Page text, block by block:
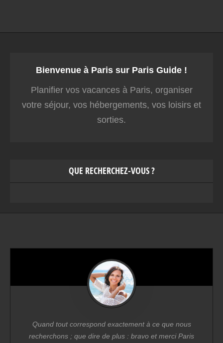
Bienvenue à Paris sur Paris Guide !
Planifier vos vacances à Paris, organiser
votre séjour, vos hébergements, vos loisirs et
sorties.
QUE RECHERCHEZ-VOUS ?
Quand tout correspond exactement à ce que nous
recherchons ; que dire de plus : bravo et merci Paris